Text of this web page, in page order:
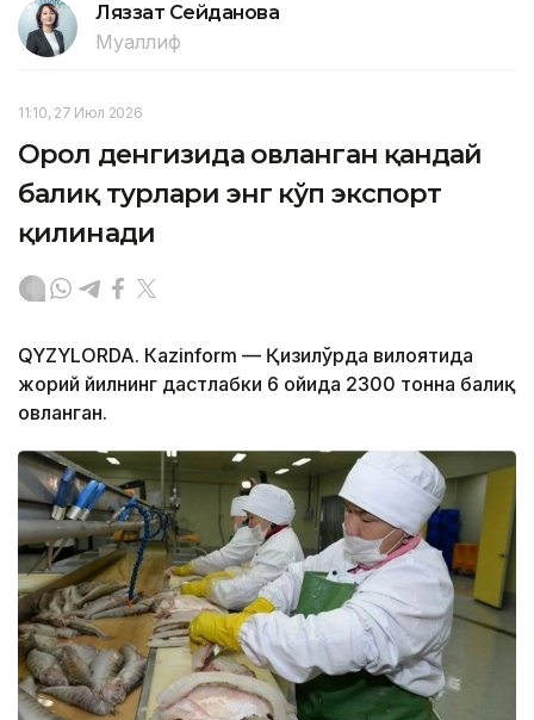
Ляззат Сейданова
Муаллиф
11:10, 27 Июл 2026
Орол денгизида овланган қандай
балиқ турлари энг кўп экспорт
қилинади
QYZYLORDA. Кazinform — Қизилўрда вилоятида
жорий йилнинг дастлабки 6 ойида 2300 тонна балиқ
овланган.